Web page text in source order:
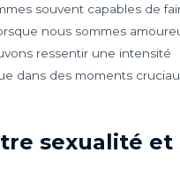
souvent capables de
nous sommes
ressentir une intensité
dans des moments
sexualité et